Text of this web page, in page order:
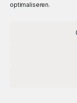
optimaliseren.